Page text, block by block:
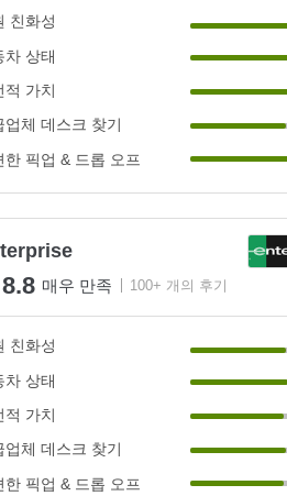
친화성
차 상태
적 가치
업체 데스크 찾기
한 픽업 & 드롭 오프
8.8 매우 만족 100+ 개의 후기
친화성
차 상태
적 가치
업체 데스크 찾기
한 픽업 & 드롭 오프